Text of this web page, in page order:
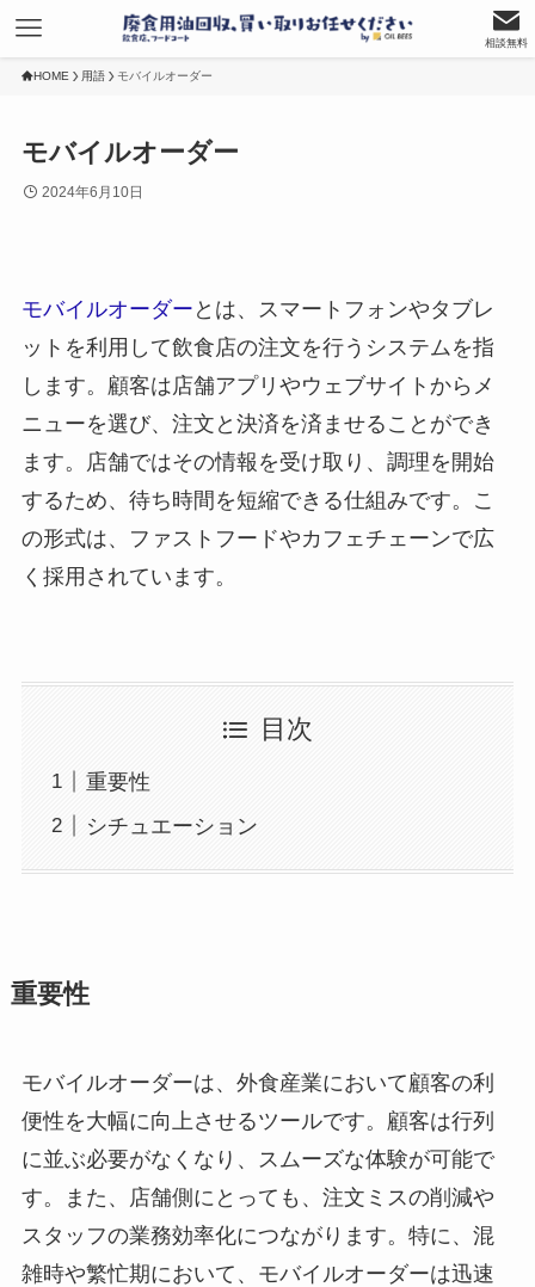
相談無料
HOME 用語 モバイルオーダー
モバイルオーダー
2024年6月10日
モバイルオーダー とは、スマートフォンやタブレ
ットを利用して飲食店の注文を行うシステムを指
します。顧客は店舗アプリやウェブサイトからメ
ニューを選び、注文と決済を済ませることができ
ます。店舗ではその情報を受け取り、調理を開始
するため、待ち時間を短縮できる仕組みです。こ
の形式は、ファストフードやカフェチェーンで広
く採用されています。
目次
重要性
シチュエーション
重要性
モバイルオーダーは、外食産業において顧客の利
便性を大幅に向上させるツールです。顧客は行列
に並ぶ必要がなくなり、スムーズな体験が可能で
す。また、店舗側にとっても、注文ミスの削減や
スタッフの業務効率化につながります。特に、混
雑時や繁忙期において、モバイルオーダーは迅速